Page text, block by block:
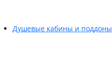
Душевые кабины и поддоны